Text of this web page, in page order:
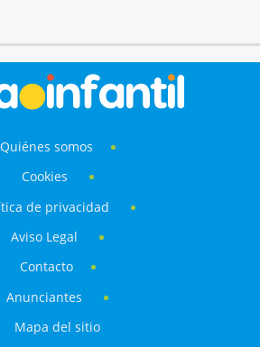
Quiénes somos
Cookies
de privacidad
Aviso Legal
Contacto
Anunciantes
Mapa del sitio